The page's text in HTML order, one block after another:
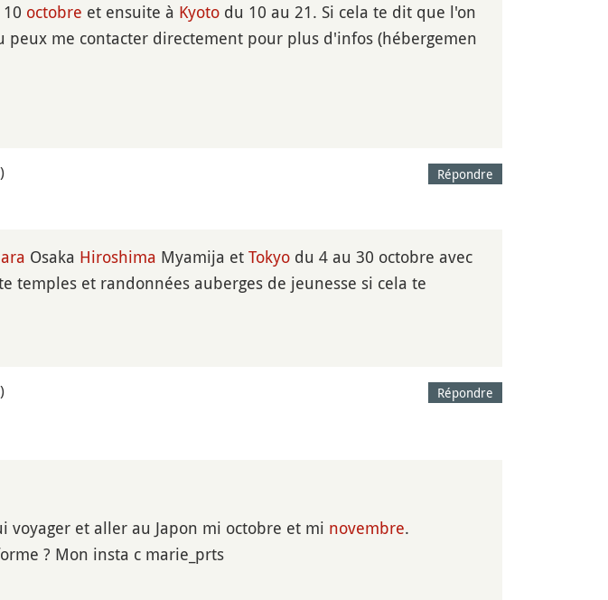
octobre et ensuite à Kyoto du 10 au 21. Si cela te dit que l'on
peux me contacter directement pour plus d'infos (hébergemen
Répondre
Osaka Hiroshima Myamija et Tokyo du 4 au 30 octobre avec
temples et randonnées auberges de jeunesse si cela te
Répondre
voyager et aller au Japon mi octobre et mi novembre.
? Mon insta c marie_prts